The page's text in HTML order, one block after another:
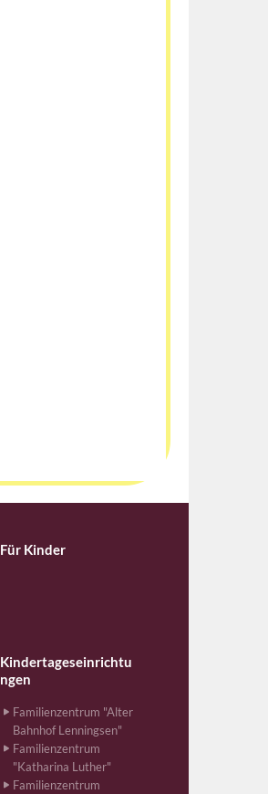
Für Kinder
Kindertageseinrichtu
ngen
Familienzentrum "Alter
Bahnhof Lenningsen"
Familienzentrum
"Katharina Luther"
Familienzentrum